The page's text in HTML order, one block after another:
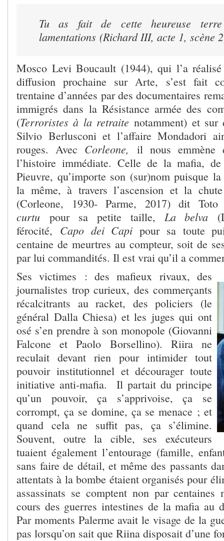
Tu as fait de cette heureuse
lamentations (Richard III, acte 1, scène
Mosco Levi Boucault (1944), qui l’a
diffusion prochaine sur Arte, s’est fait
trentaine d’années par des documentaires
immigrés dans la Résistance armée des
(Terroristes à la retraitenotamment) et sur
Silvio Berlusconi et l’affaire Mondadori
rouges. Avec Corleone, il nous emmène
l’histoire immédiate. Celle de la mafia,
Pieuvre, qu’importe son (sur)nom puisque
la même, à travers l’ascension et la
(Corleone, 1930- Parme, 2017) dit
curtu pour sa petite taille, La belva
férocité, Capo dei Capipour sa toute
centaine de meurtres au compteur, soit de
par lui commandités. Il est vrai qu’il a
Ses victimes : des mafieux rivaux, des
journalistes trop curieux, des commerçants
récalcitrants au racket, des policiers (le
général Dalla Chiesa) et les juges qui ont
osé s’en prendre à son monopole (Giovanni
Falcone et Paolo Borsellino). Riira ne
reculait devant rien pour intimider tout
pouvoir institutionnel et décourager toute
initiative anti-mafia. Il partait du principe
qu’un pouvoir, ça s’apprivoise, ça se
corrompt, ça se domine, ça se menace ; et
quand cela ne suffit pas, ça s’élimine.
Souvent, outre la cible, ses exécuteurs
tuaient également l’entourage (famille,
sans faire de détail, et même des passants
attentats à la bombe étaient organisés pour
assassinats se comptent non par
cours des guerres intestines de la mafia au
Par moments Palerme avait le visage de la
pas lorsqu’on sait que Riina disposait d’une